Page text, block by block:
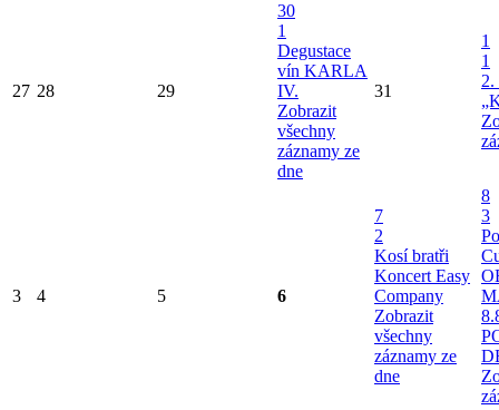
27 28 29
30
1
Degustace
vín KARLA
IV.
Zobrazit
všechny
záznamy ze
dne
31
1
1
2.
3 4 5 6
7
2
Kosí bratři
Koncert Easy
Company
Zobrazit
všechny
záznamy ze
dne
8
3